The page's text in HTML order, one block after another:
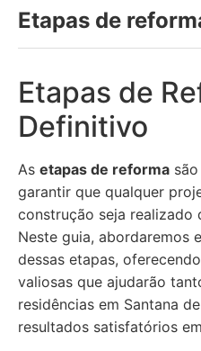
Etapas de
Etapas de
Definitivo
As etapas de reforma
garantir que qualquer
construção seja realizado
Neste guia, abordaremos
dessas etapas,
valiosas que ajudarão
residências em Santana
resultados satisfatórios